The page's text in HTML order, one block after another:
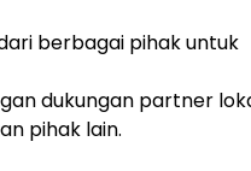
berbagai pihak untuk
dukungan partner
pihak lain.